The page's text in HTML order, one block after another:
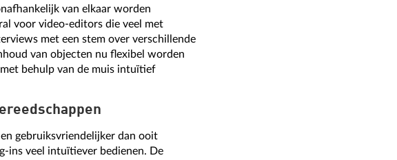
van elkaar worden
voor video-editors die veel met
met een stem over verschillende
van objecten nu flexibel worden
behulp van de muis intuïtief
gebruiksvriendelijker dan ooit
ins veel intuïtiever bedienen. De